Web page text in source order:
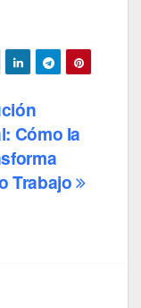
Cómo la
Trabajo